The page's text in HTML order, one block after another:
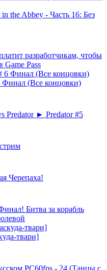
the Abbey - Часть 16: Без
разработчикам, чтобы
Game Pass
(Все концовки)
► Predator #5
Черепаха!
Битва за корабль
твари]